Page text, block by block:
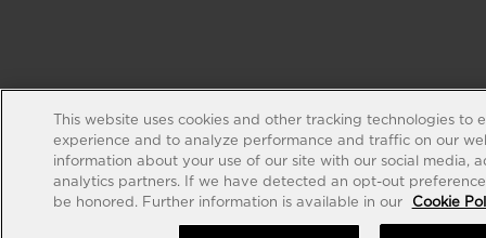
This website uses cookies and other tracking technologies to
experience and to analyze performance and traffic on our
information about your use of our site with our social media,
analytics partners. If we have detected an opt-out
be honored. Further information is available in our
Cookie